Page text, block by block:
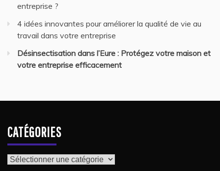
entreprise ?
4 idées innovantes pour améliorer la qualité de vie au
travail dans votre entreprise
Désinsectisation dans l’Eure : Protégez votre maison et
votre entreprise efficacement
CATÉGORIES
Catégories